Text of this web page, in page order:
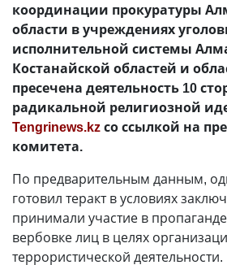
координации прокуратуры
области в учреждениях
исполнительной системы
Костанайской областей и
пресечена деятельность 10
радикальной религиозной
Tengrinews.kzсо ссылкой на
комитета.
По предварительным данным,
готовил теракт в условиях
принимали участие в
вербовке лиц в целях
террористической деятельности.